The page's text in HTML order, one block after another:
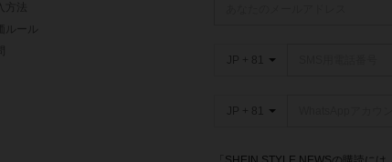
方法
ルール
JP + 81
JP + 81